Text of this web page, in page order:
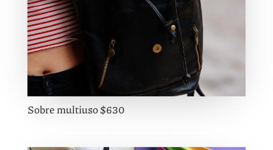
Sobre multiuso $630